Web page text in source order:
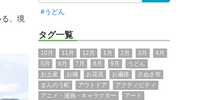
。境
#うどん
タグ一覧
10月 11月 12月 1月 2月 3月
4月
5月
6月 7月 8月 9月
うどん
お土産
お城 お花見 お遍路
さぬき市
まんのう町
アウトドア
アクティビティ
アニメ・漫画・キャラクター
アート